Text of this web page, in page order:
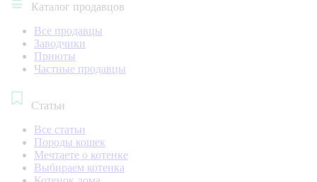
Каталог продавцов
Все продавцы
Заводчики
Приюты
Частные продавцы
Статьи
Все статьи
Породы кошек
Мечтаете о котенке
Выбираем котенка